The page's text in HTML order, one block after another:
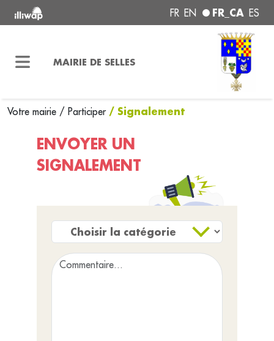
FR EN FR_CA ES
MAIRIE DE SELLES
Votre mairie / Participer / Signalement
ENVOYER UN
SIGNALEMENT